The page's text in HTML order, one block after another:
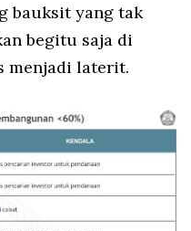
bauksit yang tak
begitu saja di
menjadi laterit.